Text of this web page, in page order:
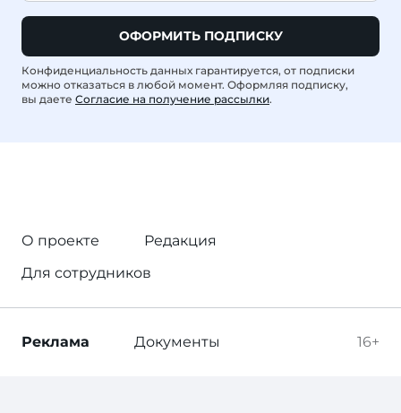
ОФОРМИТЬ ПОДПИСКУ
Конфиденциальность данных гарантируется, от подписки
можно отказаться в любой момент. Оформляя подписку,
вы даете Согласие на получение рассылки.
О проекте
Редакция
Для сотрудников
16+
Реклама Документы